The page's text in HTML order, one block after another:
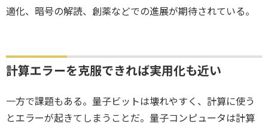
適化、暗号の解読、創薬などでの進展が期待されている。
計算エラーを克服できれば実用化も近い
一方で課題もある。量子ビットは壊れやすく、計算に使う
とエラーが起きてしまうことだ。量子コンピュータは計算